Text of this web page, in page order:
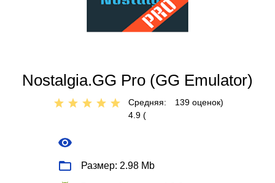
Nostalgia.GG Pro (GG Emulator)
Средняя:
4.9 (
139 оценок)
Размер: 2.98 Mb